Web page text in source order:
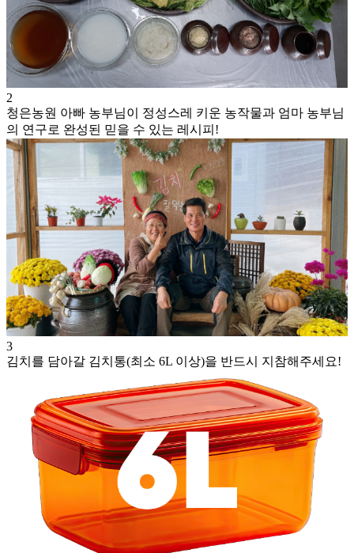
2
청은농원 아빠 농부님이 정성스레 키운 농작물과 엄마 농부님
의 연구로 완성된 믿을 수 있는 레시피!
3
김치를 담아갈 김치통(최소 6L 이상)을 반드시 지참해주세요!